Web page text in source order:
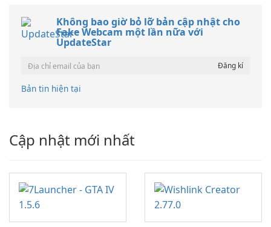
Không bao giờ bỏ lỡ bản cập nhật cho
Fake Webcam một lần nữa với
UpdateStar
Bản tin hiện tại
Cập nhật mới nhất